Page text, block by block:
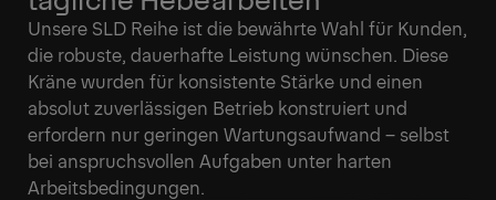
Unsere SLD Reihe ist die bewährte Wahl für Kunden,
die robuste, dauerhafte Leistung wünschen. Diese
Kräne wurden für konsistente Stärke und einen
absolut zuverlässigen Betrieb konstruiert und
erfordern nur geringen Wartungsaufwand – selbst
bei anspruchsvollen Aufgaben unter harten
Arbeitsbedingungen.